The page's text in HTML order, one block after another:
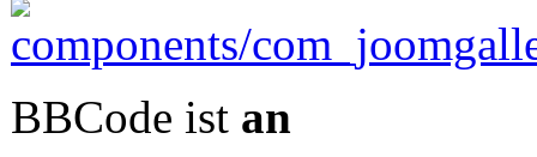
BBCode ist an